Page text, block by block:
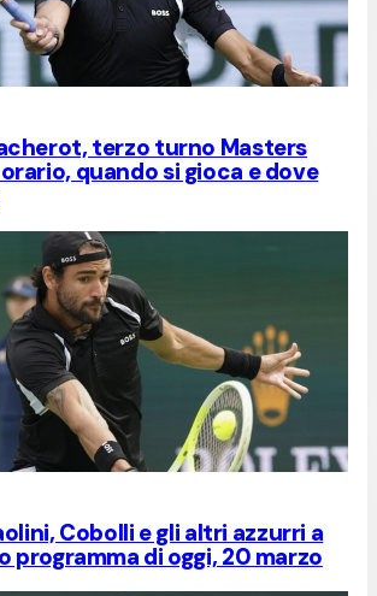
terzo turno Masters
quando si gioca e dove
Cobolli e gli altri azzurri a
programma di oggi, 20 marzo